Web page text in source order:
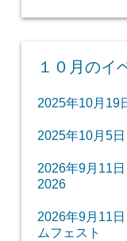
１０月のイ
2025年10月19
2025年10月5
2026年9月11
2026
2026年9月11
ムフェスト